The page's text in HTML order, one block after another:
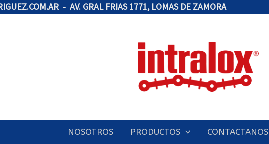
- AV. GRAL FRIAS 1771, LOMAS DE ZAMORA
NOSOTROS PRODUCTOS CONTACTANOS
Obligatorio
Obligatorio